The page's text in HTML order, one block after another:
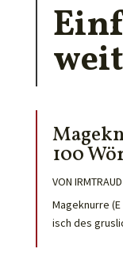
100
VON
Mageknurre
isch des